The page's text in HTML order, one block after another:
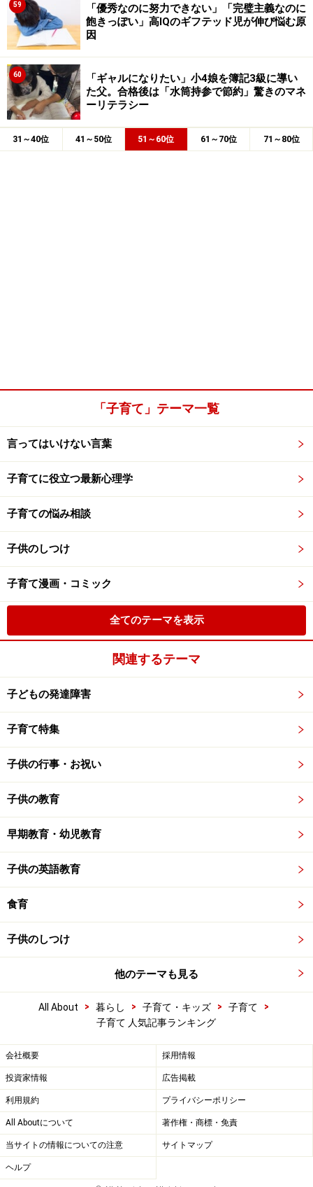
59
「優秀なのに努力できない」「完璧主義なのに
飽きっぽい」高IQのギフテッド児が伸び悩む原
因
60
「ギャルになりたい」小4娘を簿記3級に導い
た父。合格後は「水筒持参で節約」驚きのマネ
ーリテラシー
31～40位 41～50位 51～60位 61～70位 71～80位
「子育て」テーマ一覧
言ってはいけない言葉
子育てに役立つ最新心理学
子育ての悩み相談
子供のしつけ
子育て漫画・コミック
全てのテーマを表示
関連するテーマ
子どもの発達障害
子育て特集
子供の行事・お祝い
子供の教育
早期教育・幼児教育
子供の英語教育
食育
子供のしつけ
他のテーマも見る
All About > 暮らし > 子育て・キッズ > 子育て
>
子育て 人気記事ランキング
会社概要 採用情報
投資家情報 広告掲載
利用規約 プライバシーポリシー
All Aboutについて 著作権・商標・免責
当サイトの情報についての注意 サイトマップ
ヘルプ